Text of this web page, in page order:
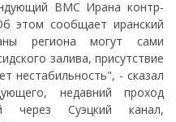
ВМС Ирана контр-
этом сообщает иранский
региона могут сами
залива, присутствие
нестабильность", - сказал
недавний проход
через Суэцкий канал,